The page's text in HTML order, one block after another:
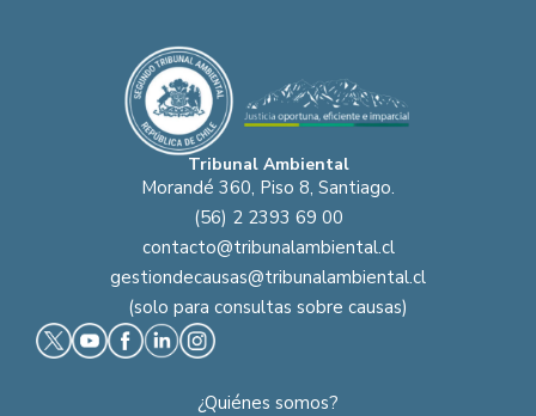
Tribunal Ambiental
Morandé 360, Piso 8, Santiago.
(56) 2 2393 69 00
contacto@tribunalambiental.cl
gestiondecausas@tribunalambiental.cl
(solo para consultas sobre causas)
¿Quiénes somos?